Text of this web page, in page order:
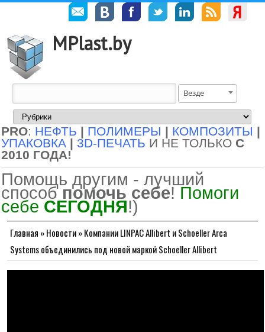
MPlast.by
Везде
PRO: НЕФТЬ | ПОЛИМЕРЫ | КОМПОЗИТЫ |
УПАКОВКА | 3D-ПЕЧАТЬ И НЕ ТОЛЬКО С
2010 ГОДА!
Помощь другим - лучший
способ помочь себе! Помоги
себе СЕГОДНЯ!)
Главная »Новости»Компании LINPAC Allibert и Schoeller Arca
Systems объединились под новой маркой Schoeller Allibert